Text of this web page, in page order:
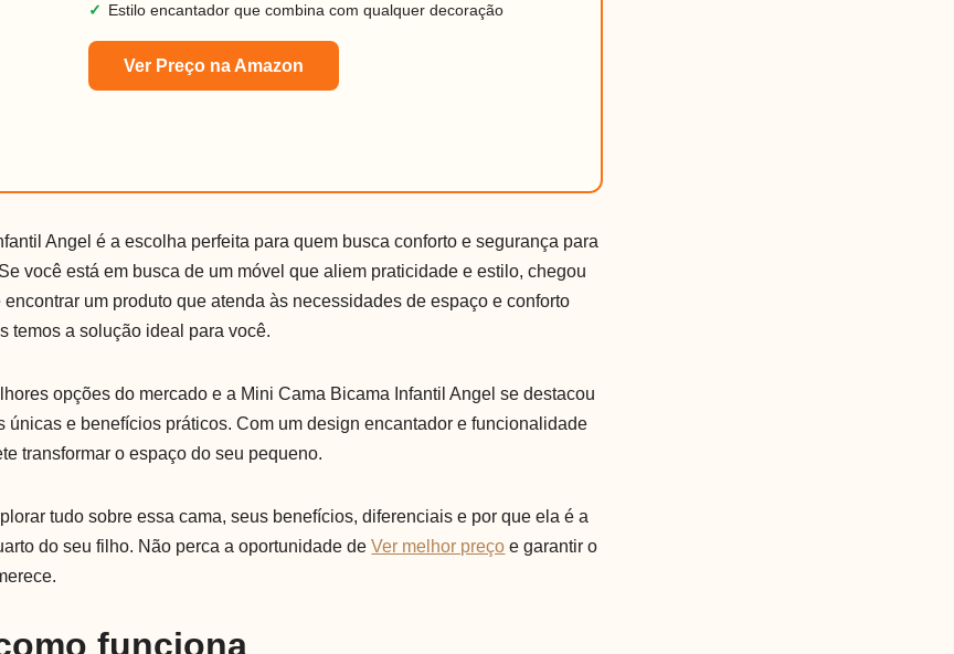
✓ Estilo encantador que combina com qualquer decoração
Ver Preço na Amazon
Angel é a escolha perfeita para quem busca conforto e segurança para
você está em busca de um móvel que aliem praticidade e estilo, chegou
encontrar um produto que atenda às necessidades de espaço e conforto
temos a solução ideal para você.
opções do mercado e a Mini Cama Bicama Infantil Angel se destacou
únicas e benefícios práticos. Com um design encantador e funcionalidade
transformar o espaço do seu pequeno.
tudo sobre essa cama, seus benefícios, diferenciais e por que ela é a
do seu filho. Não perca a oportunidade deVer melhor preço e garantir o
funciona